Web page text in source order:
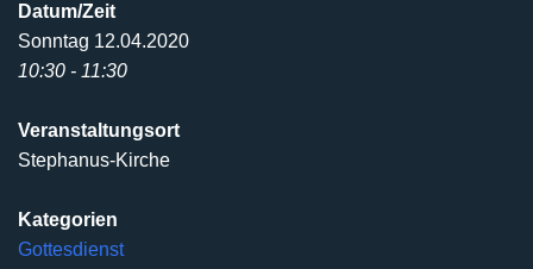
Datum/Zeit
Sonntag 12.04.2020
10:30 - 11:30
Veranstaltungsort
Stephanus-Kirche
Kategorien
Gottesdienst